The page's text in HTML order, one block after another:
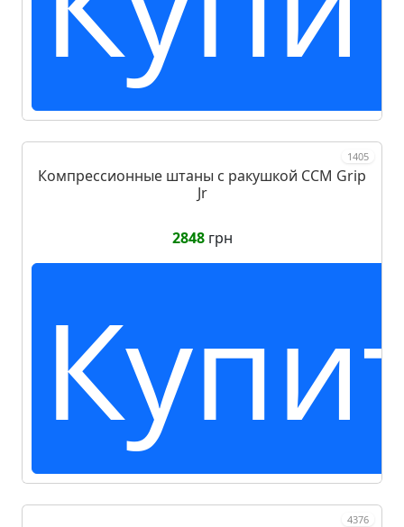
1405
Компрессионные штаны с ракушкой CCM Grip
Jr
2848грн
4376